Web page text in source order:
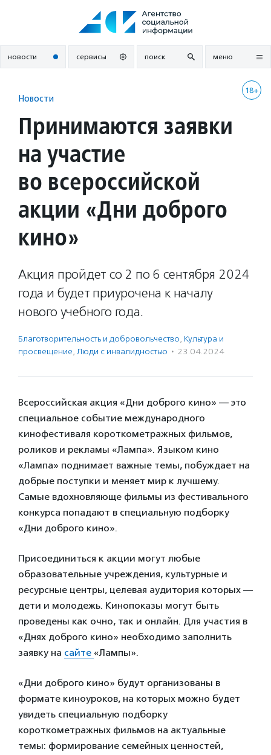
новости сервисы поиск меню
18+
Новости
Принимаются заявки
на участие
во всероссийской
акции «Дни доброго
кино»
Акция пройдет со 2 по 6 сентября 2024
года и будет приурочена к началу
нового учебного года.
Благотвори­тель­ность и доброволь­чест­во, Культура и
просвещение, Люди с инвалидностью · 23.04.2024
Всероссийская акция «Дни доброго кино» — это
специальное событие международного
кинофестиваля короткометражных фильмов,
роликов и рекламы «Лампа». Языком кино
«Лампа» поднимает важные темы, побуждает на
добрые поступки и меняет мир к лучшему.
Самые вдохновляюще фильмы из фестивального
конкурса попадают в специальную подборку
«Дни доброго кино».
Присоединиться к акции могут любые
образовательные учреждения, культурные и
ресурсные центры, целевая аудитория которых —
дети и молодежь. Кинопоказы могут быть
проведены как очно, так и онлайн. Для участия в
«Днях доброго кино» необходимо заполнить
заявку на сайте «Лампы».
«Дни доброго кино» будут организованы в
формате киноуроков, на которых можно будет
увидеть специальную подборку
короткометражных фильмов на актуальные
темы: формирование семейных ценностей,